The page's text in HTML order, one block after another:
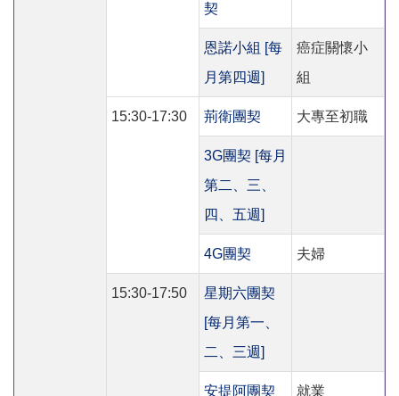
契
恩諾小組 [每
月第四週]
癌症關懷小
組
15:30-17:30 荊衛團契 大專至初職
3G團契 [每月
第二、三、
四、五週]
4G團契 夫婦
15:30-17:50
星期六團契
[每月第一、
二、三週]
安提阿團契 就業